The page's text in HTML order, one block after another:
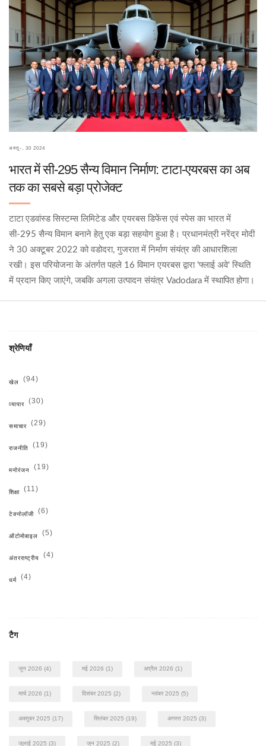
अक्तू॰, 30 2024
भारत में सी-295 सैन्य विमान निर्माण: टाटा-एयरबस का अब
तक का सबसे बड़ा प्रोजेक्ट
टाटा एडवांस्ड सिस्टम्स लिमिटेड और एयरबस डिफेंस एवं स्पेस का भारत में
सी-295 सैन्य विमान बनाने हेतु एक बड़ा सहयोग हुआ है। प्रधानमंत्री नरेंद्र मोदी
ने 30 अक्टूबर 2022 को वडोदरा, गुजरात में निर्माण संयंत्र की आधारशिला
रखी। इस परियोजना के अंतर्गत पहले 16 विमान एयरबस द्वारा 'फ्लाई अवे' स्थिति
में प्रदान किए जाएंगे, जबकि अगला उत्पादन संयंत्र Vadodara में स्थापित होगा।
श्रेणियाँ
खेल (94)
व्यापार (30)
समाचार (29)
राजनीति (19)
मनोरंजन (19)
शिक्षा (11)
टेक्नोलॉजी (6)
ऑटोमोबाइल (5)
अंतरराष्ट्रीय (4)
धर्म (4)
टैग
जून 2026 (4) मई 2026 (1) अप्रैल 2026 (1)
मार्च 2026 (1) दिसंबर 2025 (2) नवंबर 2025 (5)
अक्तूबर 2025 (17) सितंबर 2025 (19) अगस्त 2025 (3)
जुलाई 2025 (3) जून 2025 (2) मई 2025 (3)